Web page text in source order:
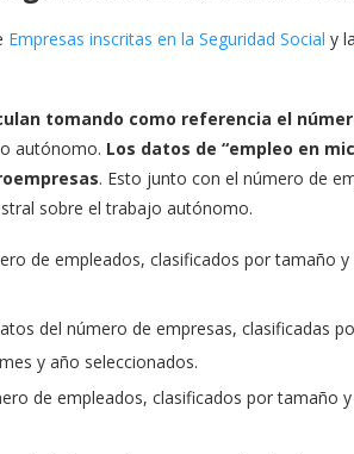
Empresas inscritas en la Seguridad Social y la
tomando como referencia el
autónomo. Los datos de “empleo en
. Esto junto con el número de
sobre el trabajo autónomo.
de empleados, clasificados por tamaño
del número de empresas, clasificadas
y año seleccionados.
de empleados, clasificados por tamaño